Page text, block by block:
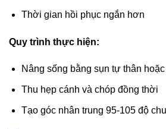
Thời gian hồi phục ngắn hơn
Quy trình thực hiện:
Nâng sống bằng sụn tự thân
Thu hẹp cánh và chóp đồng thời
Tạo góc nhân trung 95-105 độ